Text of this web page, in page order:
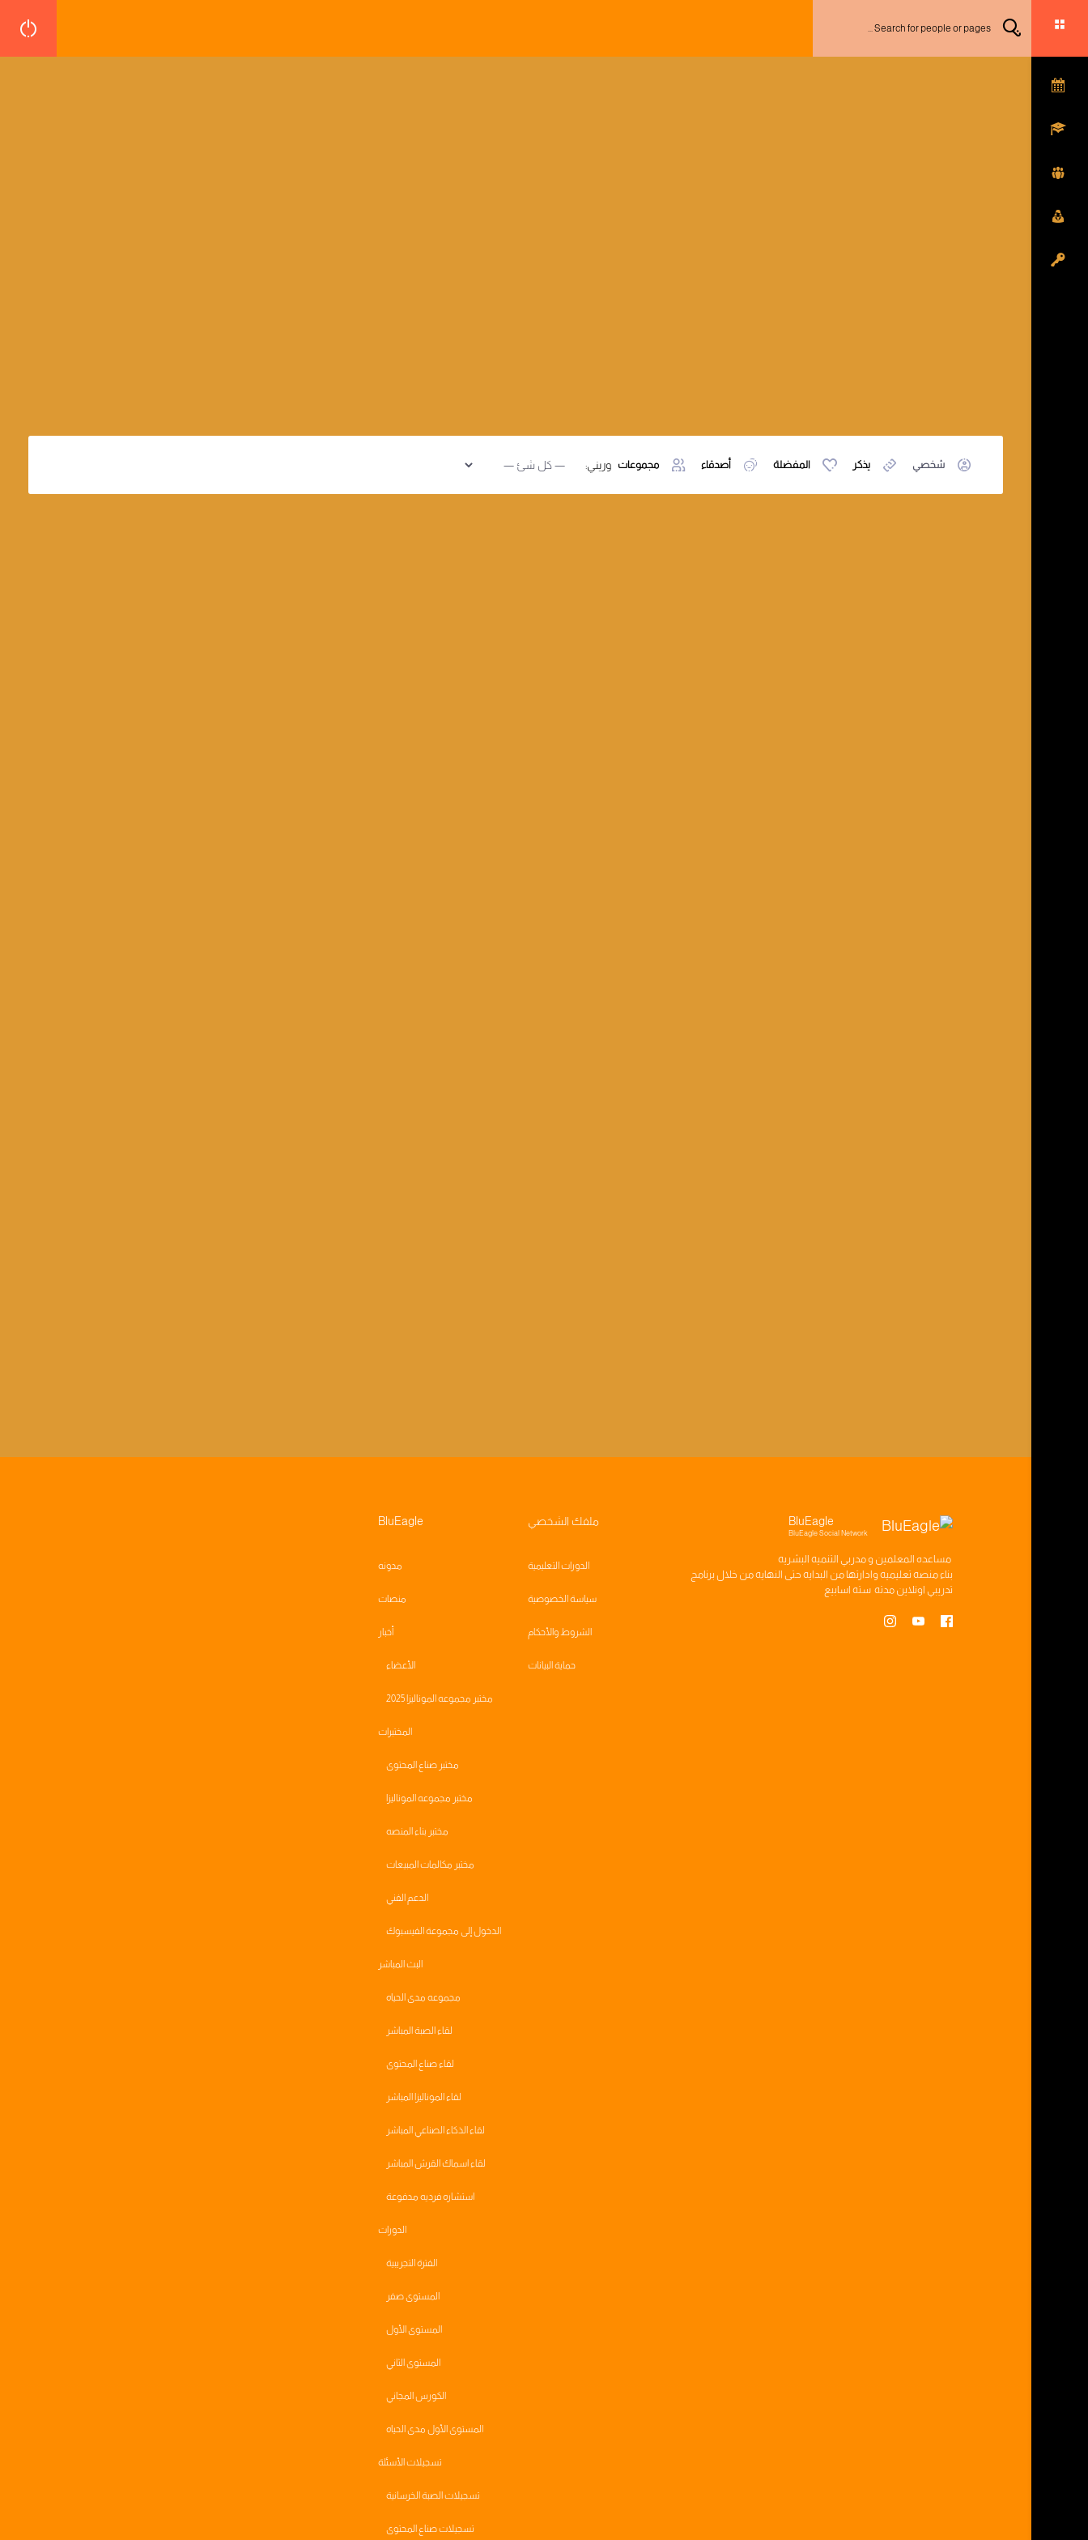
شخصي يذكر المفضلة أصدقاء مجموعات وريني:
BluEagle
BluEagle Social Network
مساعده المعلمين ومدربي التنميه البشريه
بناءمنصه تعليميه وادارتها من البدايه حتى النهايه من خلال برنامج
تدريبي اونلاين مدته سته اسابيع
ملفك الشخصي
الدورات التعليمية
سياسة الخصوصية
الشروط والأحكام
حماية البيانات
BluEagle
مدونه
منصات
أخبار
الأعضاء
مختبر مجموعه الموناليزا 2025
المختبرات
مختبر صناع المحتوى
مختبر مجموعه الموناليزا
مختبر بناء المنصه
مختبر مكالمات المبيعات
الدعم الفني
الدخول إلى مجموعة الفيسبوك
البث المباشر
مجموعه مدى الحياه
لقاء الصبة المباشر
لقاء صناع المحتوى
لقاء الموناليزا المباشر
لقاء الذكاء الصناعي المباشر
لقاء اسماك القرش المباشر
استشاره فرديه مدفوعة
الدورات
الفترة التجريبية
المستوى صفر
المستوى الأول
المستوى الثاني
الكورس المجاني
المستوى الأول مدى الحياه
تسجيلات الأسئلة
تسجيلات الصبة الخرسانية
تسجيلات صناع المحتوى